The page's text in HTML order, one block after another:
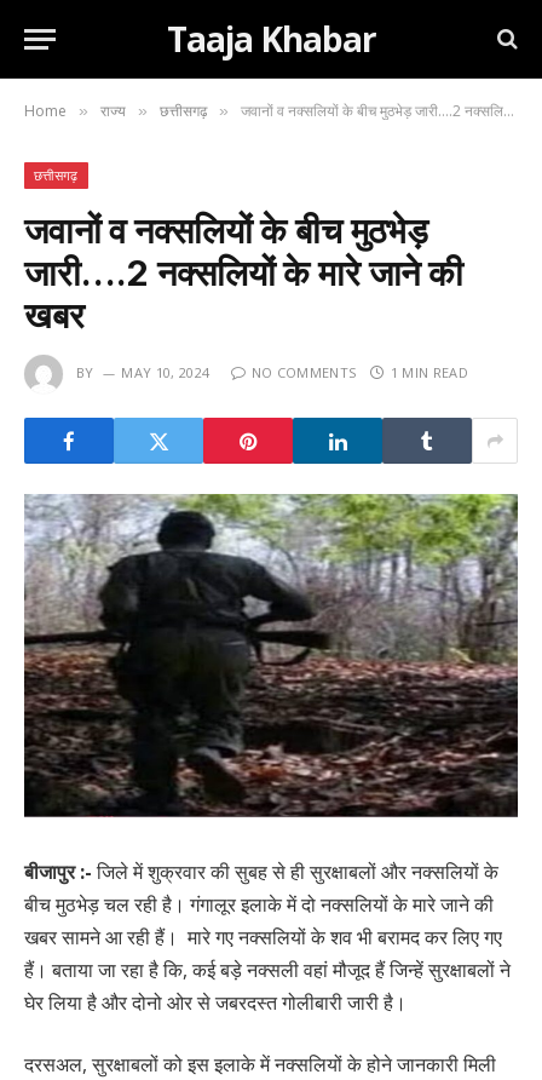
Taaja Khabar
Home » राज्य » छत्तीसगढ़ » जवानों व नक्सलियों के बीच मुठभेड़ जारी….2 नक्सलियों के मारे जाने की खबर
छत्तीसगढ़
जवानों व नक्सलियों के बीच मुठभेड़
जारी….2 नक्सलियों के मारे जाने की
खबर
BY MAY 10, 2024 NO COMMENTS 1 MIN READ
बीजापुर :-जिले में शुक्रवार की सुबह से ही सुरक्षाबलों और नक्सलियों के
बीच मुठभेड़ चल रही है। गंगालूर इलाके में दो नक्सलियों के मारे जाने की
खबर सामने आ रही हैं। मारे गए नक्सलियों के शव भी बरामद कर लिए गए
हैं। बताया जा रहा है कि, कई बड़े नक्सली वहां मौजूद हैं जिन्हें सुरक्षाबलों ने
घेर लिया है और दोनो ओर से जबरदस्त गोलीबारी जारी है।
दरसअल, सुरक्षाबलों को इस इलाके में नक्सलियों के होने जानकारी मिली